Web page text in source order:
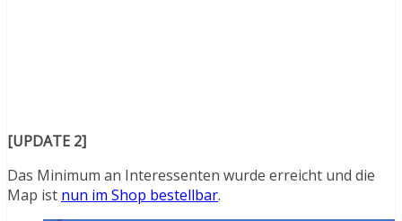
[UPDATE 2]
Das Minimum an Interessenten wurde erreicht und die
Map ist nun im Shop bestellbar.